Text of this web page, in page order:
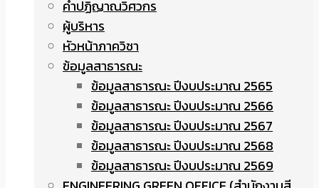
คำปฏิญาณวิศวกร
ผู้บริหาร
หัวหน้าภาควิชา
ข้อมูลสาธารณะ
ข้อมูลสาธารณะ ปีงบประมาณ 2565
ข้อมูลสาธารณะ ปีงบประมาณ 2566
ข้อมูลสาธารณะ ปีงบประมาณ 2567
ข้อมูลสาธารณะ ปีงบประมาณ 2568
ข้อมูลสาธารณะ ปีงบประมาณ 2569